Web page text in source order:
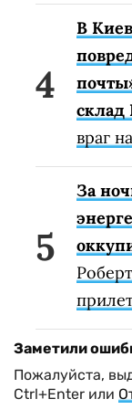
В
склад
враг
За
Заметили
Пожалуйста,
Ctrl+Enter или